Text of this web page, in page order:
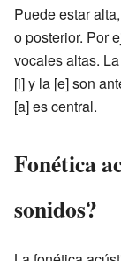
Puede estar
o posterior. Por
vocales altas.
[i] y la [e] son
[a] es central.
Fonética
sonidos?